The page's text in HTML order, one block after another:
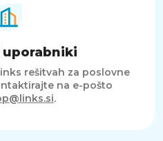
uporabniki
rešitvah za poslovne
na e-pošto
.